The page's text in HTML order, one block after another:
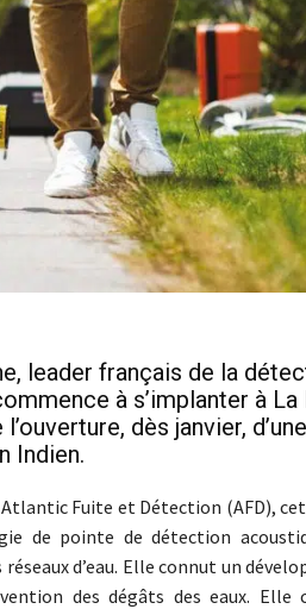
leader français de la
à s’implanter à La
dès janvier,
Indien.
Atlantic Fuite et Détection (AFD),
de pointe de détection
d’eau. Elle connut un
des dégâts des eaux. Elle